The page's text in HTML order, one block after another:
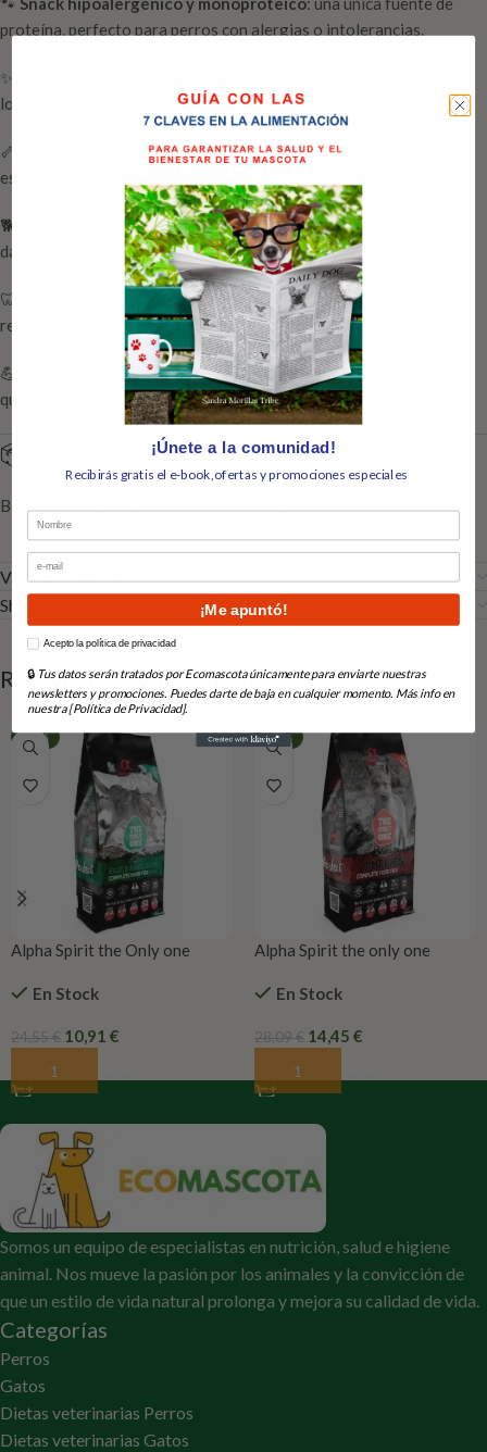
proteína, perfecto para perros con alergias o intolerancias.
✨
los perros.
🦴 Proteínas de alto valor biológico: aportan aminoácidos
esenciales, vitaminas y minerales.
🐕 Versátiles y fáciles de cortar: ideales para entrenar, premiar o
dar como snack relajante.
🦷 Apoya la salud dental: contribuye a la higiene bucodental y a
reducir el estrés al masticar.
💪 Cuidado articular y general: gracias a los nutrientes naturales
que refuerzan la salud.
📦 Formato disponible
Bolsa de70 gramosde tiras de pollo deshidratadas.
Valoraciones (0)
Shipping & Delivery
RELATED PRODUCTS
-56%
Alpha Spirit the Only one
En Stock
24,55€ 10,91 €
Añadir Al Carrito
-49%
Alpha Spirit the only one
En Stock
28,09€ 14,45 €
Añadir Al Carrito
Somos un equipo de especialistas en nutrición, salud e higiene
animal. Nos mueve la pasión por los animales y la convicción de
que un estilo de vida natural prolonga y mejora su calidad de vida.
Categorías
Perros
Gatos
Dietas veterinarias Perros
Dietas veterinarias Gatos
¡Únete a la comunidad!
Recibirás gratis el e-book,ofertas y promociones especiales
Nombre
Email
¡Me apuntó!
How would you like to hear from us?
Acepto la política de privacidad
🔒 Tus datos serán tratados por Ecomascota únicamente para enviarte nuestras
newsletters y promociones. Puedes darte de baja en cualquier momento. Más info en
nuestra [Política de Privacidad].